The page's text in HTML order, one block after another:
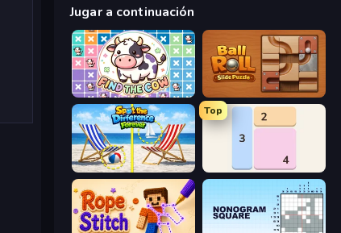
Jugar a continuación
Find The Cow
Spot the Difference Forever
Top
Shikaku Puzzle